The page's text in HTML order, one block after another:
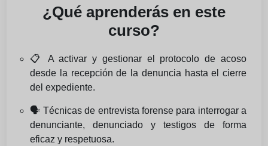
¿Qué aprenderás en este
curso?
📋 A activar y gestionar el protocolo de acoso
desde la recepción de la denuncia hasta el cierre
del expediente.
🗣️ Técnicas de entrevista forense para interrogar a
denunciante, denunciado y testigos de forma
eficaz y respetuosa.